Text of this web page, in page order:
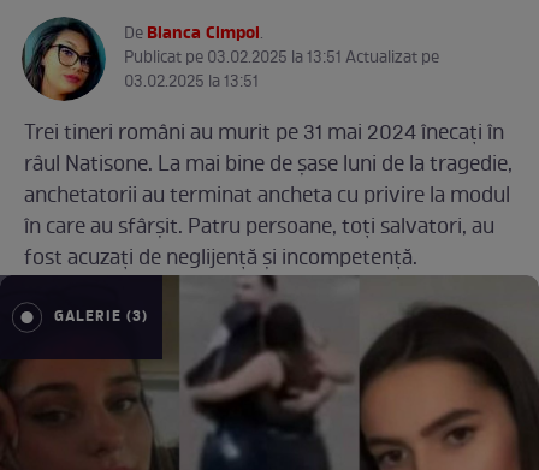
DeBianca Cimpoi.
Publicat pe 03.02.2025 la 13:51 Actualizat pe
03.02.2025 la 13:51
Trei tineri români au murit pe 31 mai 2024 înecați în
râul Natisone. La mai bine de șase luni de la tragedie,
anchetatorii au terminat ancheta cu privire la modul
în care au sfârșit. Patru persoane, toți salvatori, au
fost acuzați de neglijență și incompetență.
GALERIE (3)